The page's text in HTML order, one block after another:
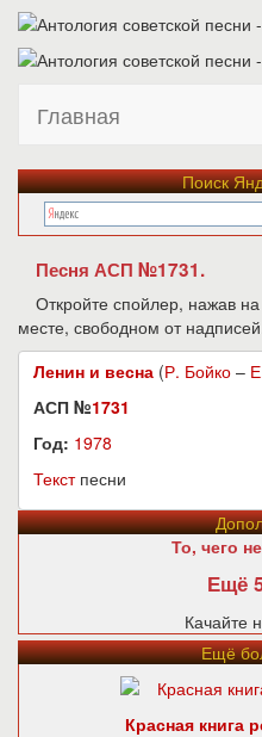
Главная
Поиск
Песня АСП №1731.
Откройте спойлер, нажав на
месте, свободном от
Ленин и весна (Р. Бойко –
АСП №1731
Год: 1978
Текстпесни
То, чего
Ещё
Качайте
Ещё
Красная книга